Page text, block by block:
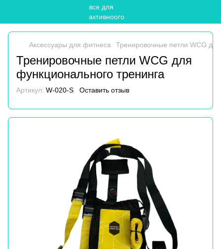
Аксессуары для фитнеса Тренировочные петли WCG
Тренировочные петли WCG для
функционального тренинга
Артикул: W-020-S Оставить отзыв